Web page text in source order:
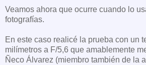
Veamos ahora que ocurre cuando lo
fotografías.
En este caso realicé la prueba con un
milímetros a F/5,6 que amablemente
Ñeco Álvarez (miembro también de la